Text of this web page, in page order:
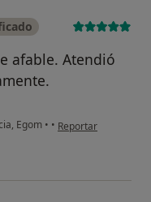
afable. Atendió
Egom • • en opinión del
Reportar